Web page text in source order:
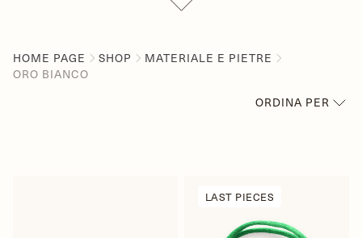
HOME PAGE SHOP
MATERIALE E PIETRE
ORO BIANCO
ORDINA PER
BEST SELLER
LAST PIECES